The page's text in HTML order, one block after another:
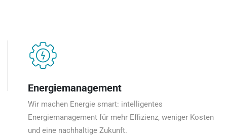
Energiemanagement
Wir machen Energie smart: intelligentes
Energiemanagement für mehr Effizienz, weniger Kosten
und eine nachhaltige Zukunft.